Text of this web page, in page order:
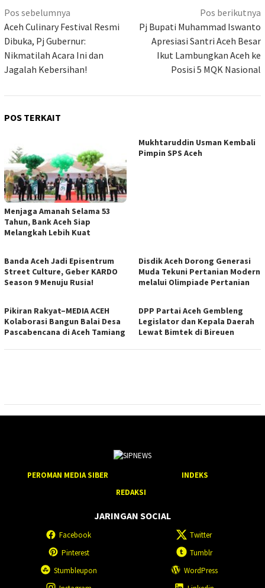
Navigasi
pos
Pos sebelumnya
Aceh Culinary Festival Resmi
Dibuka, Pj Gubernur:
Nikmatilah Acara Ini dan
Jagalah Kebersihan!
Pos berikutnya
Pj Bupati Muhammad Iswanto
Apresiasi Santri Aceh Besar
Ikut Lambungkan Aceh ke
Posisi 5 MQK Nasional
POS TERKAIT
Menjaga Amanah Selama 53
Tahun, Bank Aceh Siap
Melangkah Lebih Kuat
Mukhtaruddin Usman Kembali
Pimpin SPS Aceh
Banda Aceh Jadi Episentrum
Street Culture, Geber KARDO
Season 9 Menuju Rusia!
Disdik Aceh Dorong Generasi
Muda Tekuni Pertanian Modern
melalui Olimpiade Pertanian
Pikiran Rakyat–MEDIA ACEH
Kolaborasi Bangun Balai Desa
Pascabencana di Aceh Tamiang
DPP Partai Aceh Gembleng
Legislator dan Kepala Daerah
Lewat Bimtek di Bireuen
PEROMAN MEDIA SIBER
INDEKS
REDAKSI
JARINGAN SOCIAL
Facebook
Twitter
Pinterest
Tumblr
Stumbleupon
WordPress